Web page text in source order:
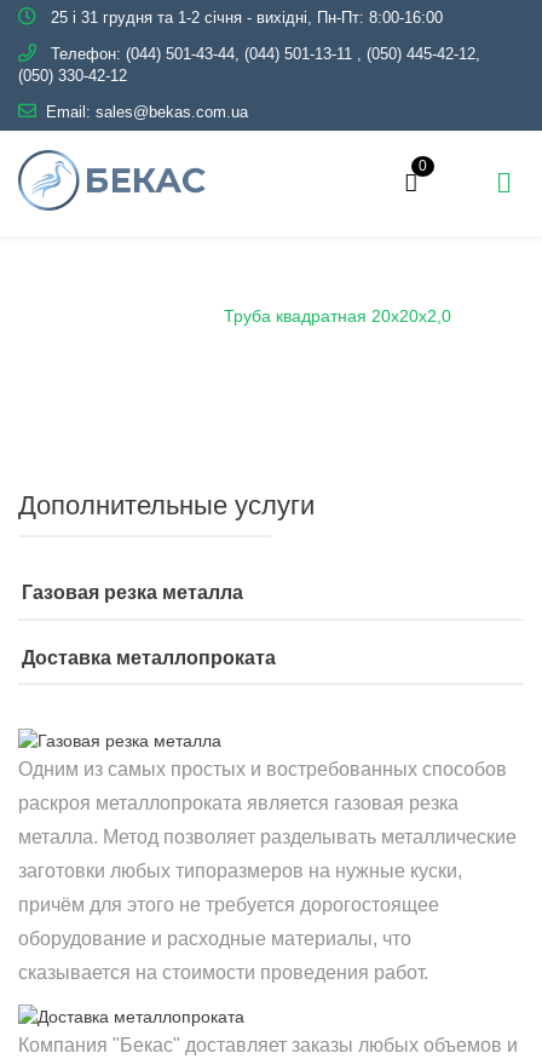
25 і 31 грудня та 1-2 січня - вихідні, Пн-Пт: 8:00-16:00
Телефон: (044) 501-43-44, (044) 501-13-11 , (050) 445-42-12,
(050) 330-42-12
Email: sales@bekas.com.ua
0
Труба квадратная 20х20х2,0
Дополнительные услуги
Газовая резка металла
Доставка металлопроката
Одним из самых простых и востребованных способов
раскроя металлопроката является газовая резка
металла. Метод позволяет разделывать металлические
заготовки любых типоразмеров на нужные куски,
причём для этого не требуется дорогостоящее
оборудование и расходные материалы, что
сказывается на стоимости проведения работ.
Компания "Бекас" доставляет заказы любых объемов и